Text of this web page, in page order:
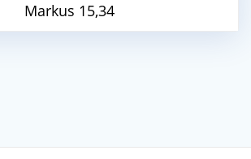
Markus 15,34